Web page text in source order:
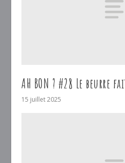
AH BON ? #28 Le beurre
15 juillet 2025